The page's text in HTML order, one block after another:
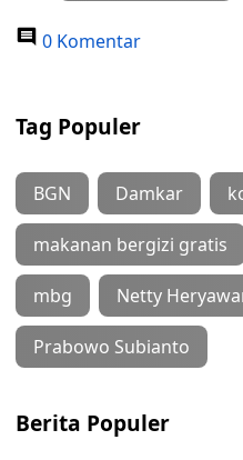
0 Komentar
Tag Populer
BGN Damkar
makanan bergizi gratis
mbg Netty
Prabowo Subianto
Berita Populer